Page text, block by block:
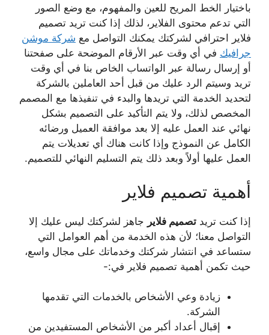
باختيار الخط المريح للعين والمفهوم، مع وضع الصور
التي تدعم محتوى الفلاير، لذلك إذا كنت تريد تصميم
فلاير احترافي لشركتك يمكنك التواصل مع شركة موشن
جرافيك في أي وقت عبر الأرقام الموضحة على صفحتنا
أو إرسال رسالة عبر الواتساب الخاص بنا في أي وقت
تريد وسيتم الرد عليك من قبل أحد العاملين بالشركة
لتحديد الخدمة التي تريدها والبدء في تنفيذها مع المصمم
المخصص لذلك، ولا يتم التأكيد على التصميم بشكل
نهائي عند العمل عليه إلا بعد موافقة العميل ورضائه
الكامل عن النموذج وإذا كانت هناك أي تعديلات يتم
العمل عليها أولاً وبعد ذلك يتم التسليم النهائي للتصميم.
أهمية تصميم فلاير
إذا كنت تريد تصميم فلاير جاهز لشركتك ليس عليك إلا
التواصل معنا؛ لأن هذه الخدمة من أهم العوامل التي
ستساعد في انتشار شركتك وخدماتك على مجال واسع،
حيث تكمن أهمية تصميم فلاير في:-
زيادة وعي الأشخاص بالخدمات التي تقدمها
الشركة.
إقبال أعداد أكبر من الأشخاص المستفيدين من